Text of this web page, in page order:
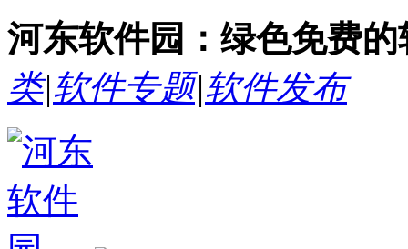
河东软件园：绿色免费
类|软件专题|软件发布